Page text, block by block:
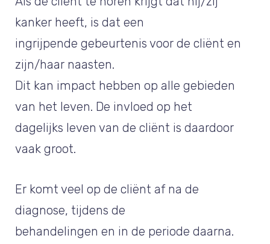
kanker heeft, is dat een
ingrijpende gebeurtenis voor de cliënt en
zijn/haar naasten.
Dit kan impact hebben op alle gebieden
van het leven. De invloed op het
dagelijks leven van de cliënt is daardoor
vaak groot.
Er komt veel op de cliënt af na de
diagnose, tijdens de
behandelingen en in de periode daarna.